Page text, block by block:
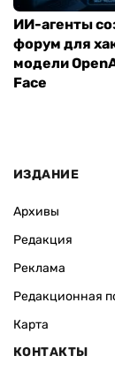
ИИ-агенты
форум для
модели
Face
ИЗДАНИЕ
Архивы
Редакция
Реклама
Редакционная
Карта
КОНТАКТЫ